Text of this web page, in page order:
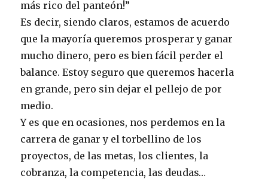
más rico del panteón!”
Es decir, siendo claros, estamos de acuerdo
que la mayoría queremos prosperar y ganar
mucho dinero, pero es bien fácil perder el
balance. Estoy seguro que queremos hacerla
en grande, pero sin dejar el pellejo de por
medio.
Y es que en ocasiones, nos perdemos en la
carrera de ganar y el torbellino de los
proyectos, de las metas, los clientes, la
cobranza, la competencia, las deudas…